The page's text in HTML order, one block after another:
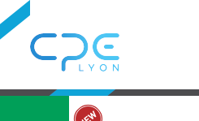
Accueil
Cookies management panel